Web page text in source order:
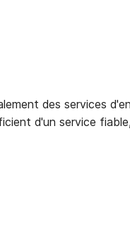
des services
d'un service